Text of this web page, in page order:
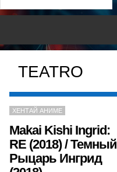
TEATRO
ХЕНТАЙ АНИМЕ
Makai Kishi Ingrid:
RE (2018) / Темный
Рыцарь Ингрид